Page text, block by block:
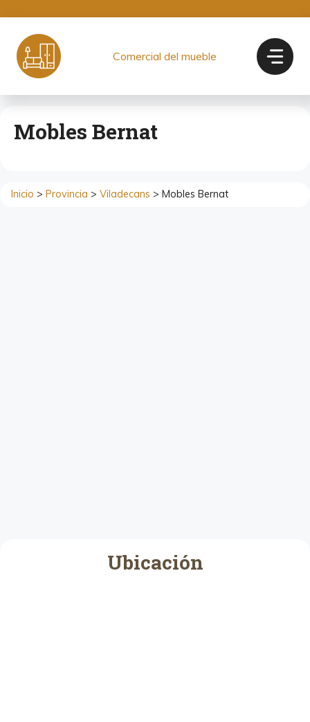
contenido
Comercial del mueble
Mobles Bernat
Inicio > Provincia > Viladecans > Mobles Bernat
Ubicación